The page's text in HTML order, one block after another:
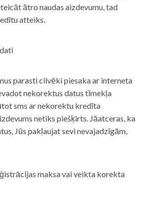
ātro naudas aizdevumu, tad
atteiks.
parasti cilvēki piesaka ar interneta
nekorektus datus tīmekļa
sms ar nekorektu kredīta
netiks piešķirts. Jāatceras, ka
Jūs pakļaujat sevi nevajadzīgām,
maksa vai veikta korekta